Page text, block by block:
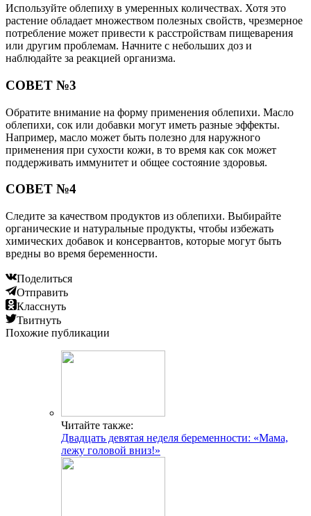
Используйте облепиху в умеренных количествах. Хотя это
растение обладает множеством полезных свойств, чрезмерное
потребление может привести к расстройствам пищеварения
или другим проблемам. Начните с небольших доз и
наблюдайте за реакцией организма.
СОВЕТ №3
Обратите внимание на форму применения облепихи. Масло
облепихи, сок или добавки могут иметь разные эффекты.
Например, масло может быть полезно для наружного
применения при сухости кожи, в то время как сок может
поддерживать иммунитет и общее состояние здоровья.
СОВЕТ №4
Следите за качеством продуктов из облепихи. Выбирайте
органические и натуральные продукты, чтобы избежать
химических добавок и консервантов, которые могут быть
вредны во время беременности.
Поделиться
Отправить
Класснуть
Твитнуть
Похожие публикации
Читайте также:
Двадцать девятая неделя беременности: «Мама,
лежу головой вниз!»